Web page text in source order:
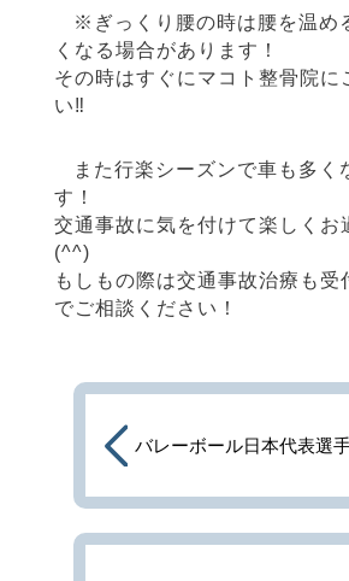
※ぎっくり腰の時は腰を温め
くなる場合があります！
その時はすぐにマコト整骨院に
い‼︎
また行楽シーズンで車も多く
す！
交通事故に気を付けて楽しくお
(^^)
もしもの際は交通事故治療も受
でご相談ください！
バレーボール日本代表選